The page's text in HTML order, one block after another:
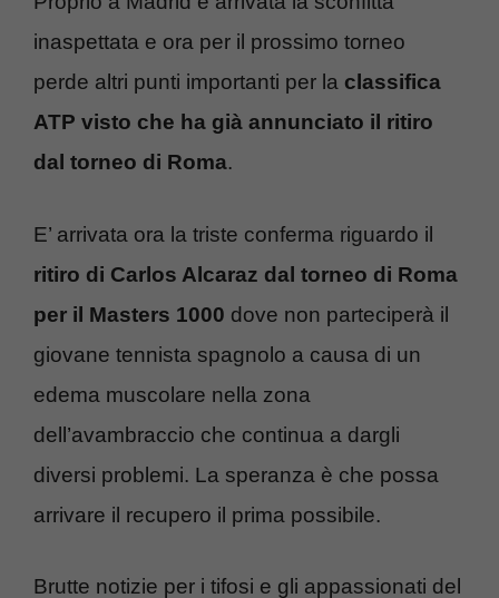
inaspettata e ora per il prossimo torneo
perde altri punti importanti per la classifica
ATP visto che ha già annunciato il ritiro
dal torneo di Roma.
E’ arrivata ora la triste conferma riguardo il
ritiro di Carlos Alcaraz dal torneo di Roma
per il Masters 1000 dove non parteciperà il
giovane tennista spagnolo a causa di un
edema muscolare nella zona
dell’avambraccio che continua a dargli
diversi problemi. La speranza è che possa
arrivare il recupero il prima possibile.
Brutte notizie per i tifosi e gli appassionati del